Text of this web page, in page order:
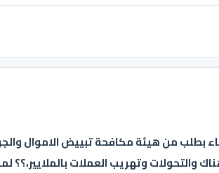
بطلب من هيئة مكافحة تبييض الاموال
والتحولات وتهريب العملات بالملايير،؟؟